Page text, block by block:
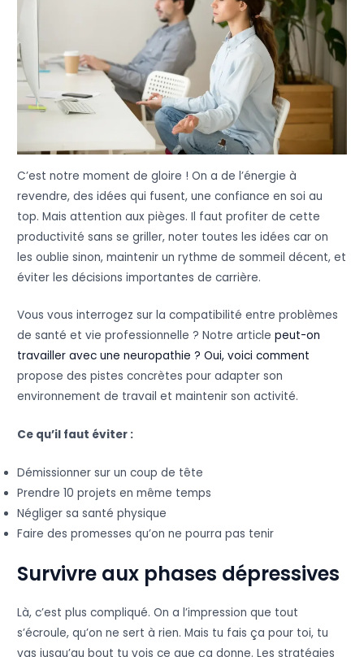
C’est notre moment de gloire ! On a de l’énergie à
revendre, des idées qui fusent, une confiance en soi au
top. Mais attention aux pièges. Il faut profiter de cette
productivité sans se griller, noter toutes les idées car on
les oublie sinon, maintenir un rythme de sommeil décent, et
éviter les décisions importantes de carrière.
Vous vous interrogez sur la compatibilité entre problèmes
de santé et vie professionnelle ? Notre articlepeut-on
travailler avec une neuropathie ? Oui, voici comment
propose des pistes concrètes pour adapter son
environnement de travail et maintenir son activité.
Ce qu’il faut éviter :
Démissionner sur un coup de tête
Prendre 10 projets en même temps
Négliger sa santé physique
Faire des promesses qu’on ne pourra pas tenir
Survivre aux phases dépressives
Là, c’est plus compliqué. On a l’impression que tout
s’écroule, qu’on ne sert à rien. Mais tu fais ça pour toi, tu
vas jusqu’au bout tu vois ce que ça donne. Les stratégies